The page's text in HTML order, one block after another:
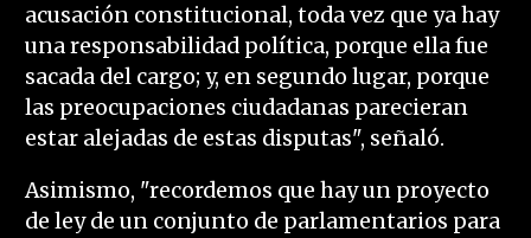
acusación constitucional, toda vez que ya hay
una responsabilidad política, porque ella fue
sacada del cargo; y, en segundo lugar, porque
las preocupaciones ciudadanas parecieran
estar alejadas de estas disputas", señaló.
Asimismo, "recordemos que hay un proyecto
de ley de un conjunto de parlamentarios para